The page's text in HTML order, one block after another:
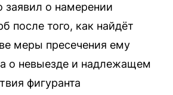
заявил о намерении
после того, как найдёт
меры пресечения ему
о невыезде и надлежащем
фигуранта